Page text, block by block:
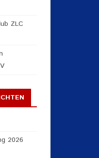
ZLC
2026